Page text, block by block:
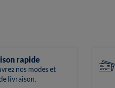
rapide
nos modes et
livraison.